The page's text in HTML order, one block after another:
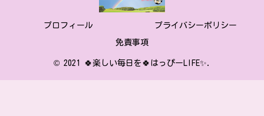
プロフィール プライバシーポリシー
免責事項
© 2021 🍀楽しい毎日を🍀はっぴーLIFE✨.